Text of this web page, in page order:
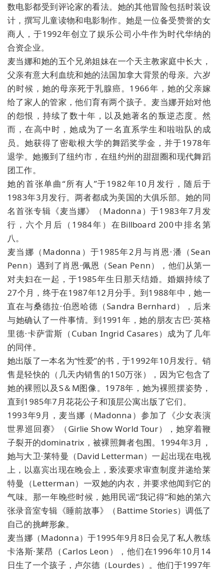
数电影都受到评论家的看法。她的其他冒险包括时装设
计，撰写儿童读物和电影制作。她是一位备受赞誉的女
商人，于1992年创立了娱乐公司小牛作为时代华纳的
合资企业。
麦当娜和她的五个兄弟姐妹在一个天主教家庭中长大，
父亲有意大利血统和她的法国加拿大背景的母亲。六岁
的时候，她的母亲死于乳腺癌。1966年，她的父亲嫁
给了家人的管家，他们育有两个孩子。麦当娜开始对他
的怨恨，持续了数十年，以及她著名的叛逆态度。然
而，在高中时，她成为了一名直系学生和啦啦队的成
员。她获得了密歇根大学的舞蹈奖学金，并于1978年
退学。她搬到了纽约市，在纽约州的甜甜圈和现代舞蹈
团工作。
她的首张单曲“所有人”于1982年10月发行，随后于
1983年3月发行。两者都成为美国的大俱乐部。她的同
名首张专辑《麦当娜》（Madonna）于1983年7月发
行，六个月后（1984年）在Billboard 200中排名第
八。
麦当娜（Madonna）于1985年2月与肖恩·潘（Sean
Penn）遇到了肖恩·佩恩（Sean Penn），他们从第一
对夫妇在一起，于1985年生日那天结婚。婚姻持续了
27个月，终于在1987年12月分手。到1988年中，她一
直在与桑德拉·伯恩哈德（Sandra Bernhard），后来
与她确认了一件事情。到1991年，她的朋友古巴·英格
里德·卡萨雷斯（Cuban Ingrid Casares）成为了几年
的同伴。
她出版了一本名为“性爱”的书，于1992年10月发行。销
售是轻快的（几天内销售的150万张），因为它包含了
她的裸照以及S＆M图像。1978年，她为裸照摆姿势，
直到1985年7月花花公子和顶层公寓出版了它们。
1993年9月，麦当娜（Madonna）参加了《少女表演
世界巡回赛》（Girlie Show World Tour），她穿着鞭
子裂开的dominatrix，被裸照舞者包围。1994年3月，
她与大卫·莱特曼（David Letterman）一起出现在电视
上，以嘉宾出现在晚会上，亵渎要求审查制度并递给莱
特曼（Letterman）一双她的内衣，并要求他闻到它的
气味。那一年晚些时候，她用民谣“我记得”和她的第六
张录音室专辑《睡前故事》（Battime Stories）调低了
自己的挑衅形象。
麦当娜（Madonna）于1995年9月8日会见了私人教练
卡洛斯·莱昂（Carlos Leon），他们在1996年10月14
日生了一个孩子，卢尔德（Lourdes）。他们于1997年